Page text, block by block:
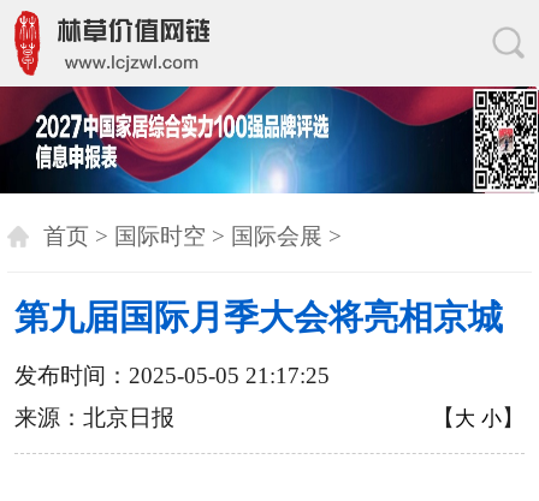
首页 > 国际时空 > 国际会展 >
第九届国际月季大会将亮相京城
发布时间：2025-05-05 21:17:25
来源：北京日报
【 大 小】